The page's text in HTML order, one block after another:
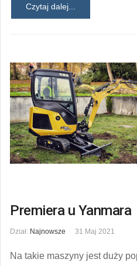
Czytaj dalej...
Premiera u Yanmara
Dział: Najnowsze 31 Maj 2021
Na takie maszyny jest duży